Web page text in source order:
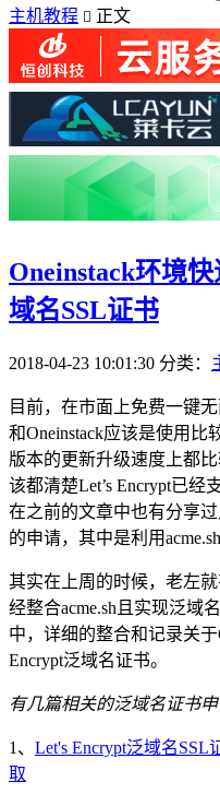
主机教程  正文
Oneinstack环境
域名SSL证书
2018-04-23 10:01:30 分类：
目前，在市面上免费一键
和Oneinstack应该是使用
版本的更新升级速度上都
该都清楚Let’s Encrypt已经
在之前的文章中也有分享过
的申请，其中是利用
其实在上周的时候，老左
经整合acme.sh且实现泛域
中，详细的整合和记录关于
Encrypt泛域名证书。
有几篇相关的泛域名证书申
1、 Let's Encrypt泛域名
取